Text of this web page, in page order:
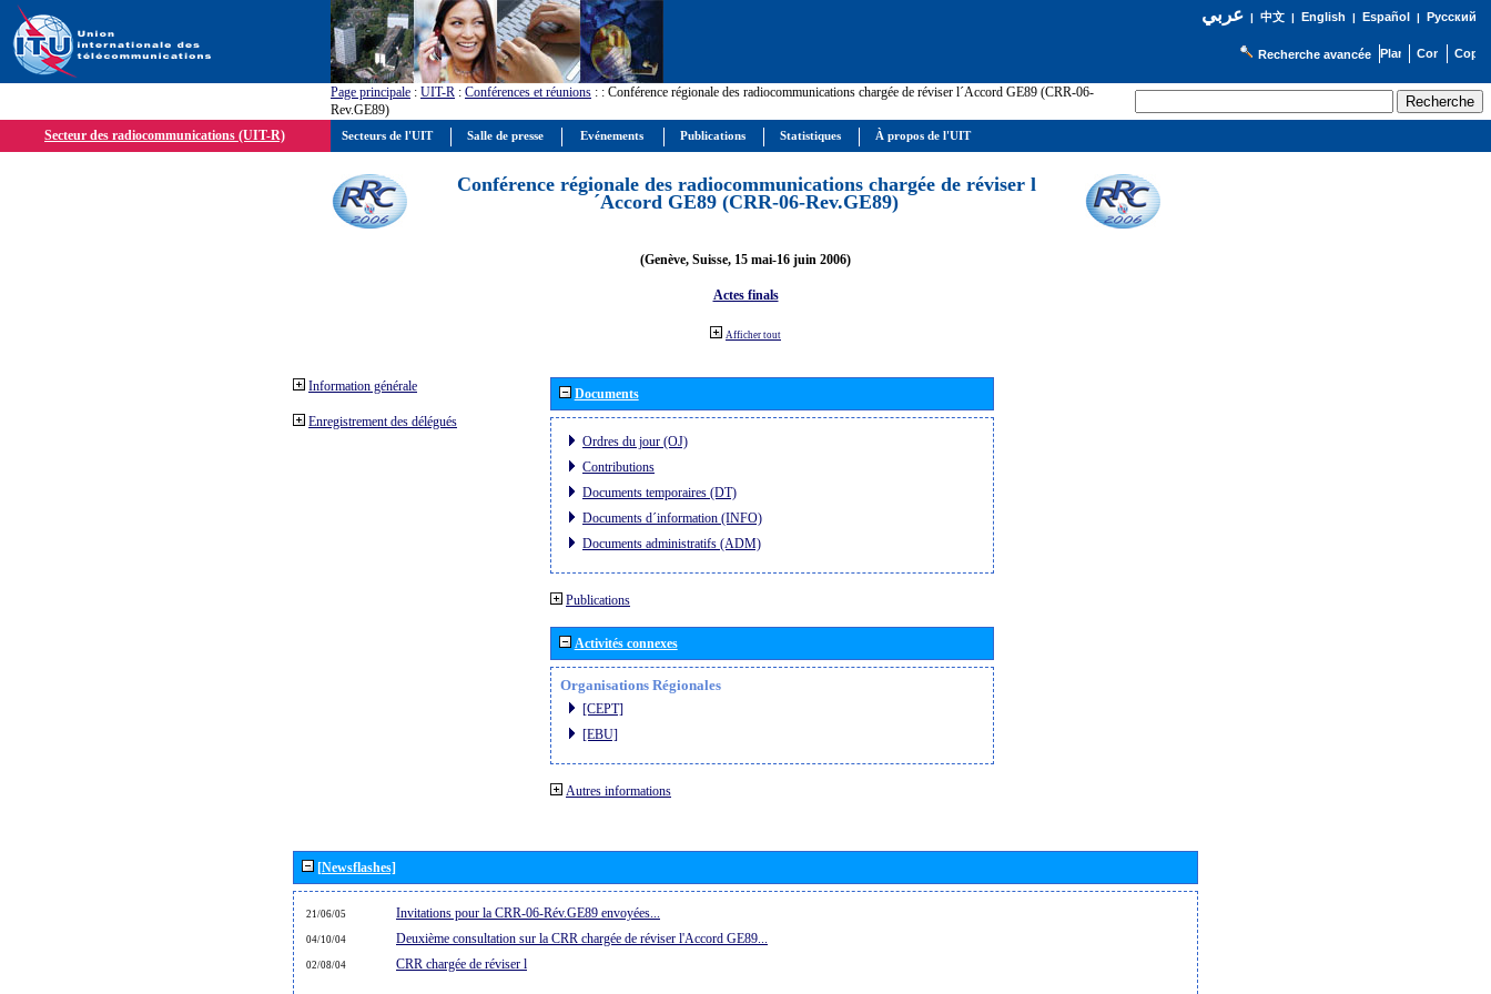
عربي| 中文| English | Español | Русский
Recherche avancée
Page principale : UIT-R : Conférences et réunions : : Conférence régionale des radiocommunications chargée de réviser l´Accord GE89 (CRR-06-
Rev.GE89)
Secteur des radiocommunications (UIT-R)
Conférence régionale des radiocommunications chargée de réviser l
´Accord GE89 (CRR-06-Rev.GE89)
(Genève, Suisse, 15 mai-16 juin 2006)
Actes finals
Afficher tout
Information générale
Enregistrement des délégués
Documents
Ordres du jour (OJ)
Contributions
Documents temporaires (DT)
Documents d´information (INFO)
Documents administratifs (ADM)
Publications
Activités connexes
Organisations Régionales
[CEPT]
[EBU]
Autres informations
[Newsflashes]
21/06/05 Invitations pour la CRR-06-Rév.GE89 envoyées...
04/10/04 Deuxième consultation sur la CRR chargée de réviser l'Accord GE89...
02/08/04 CRR chargée de réviser l
Secteurs de l'UIT Salle de presse Evénements Publications Statistiques À propos de l'UIT